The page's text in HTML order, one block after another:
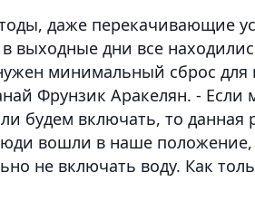
даже перекачивающие
выходные дни все
минимальный сброс
Фрунзик Аракелян. -
будем включать, то данная
вошли в наше
не включать воду. Как